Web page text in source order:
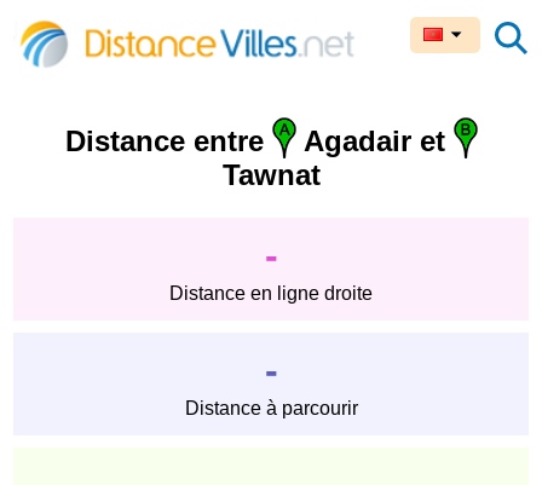
Distance entre
Agadair et
Tawnat
-
Distance en ligne droite
-
Distance à parcourir